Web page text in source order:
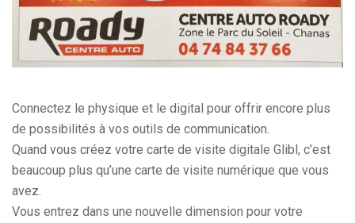
Connectez le physique et le digital pour offrir encore plus
de possibilités à vos outils de communication.
Quand vous créez votre carte de visite digitale Glibl, c’est
beaucoup plus qu’une carte de visite numérique que vous
avez.
Vous entrez dans une nouvelle dimension pour votre